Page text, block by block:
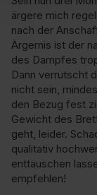
ärgere mich
nach der
Ärgernis ist der
des Dampfes
Dann verrutscht
nicht sein,
den Bezug fest
Gewicht des
geht, leider.
qualitativ
enttäuschen
empfehlen!